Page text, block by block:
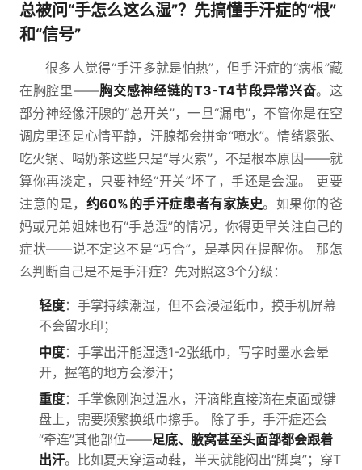
总被问“手怎么这么湿”？先搞懂手汗症的“根”
和“信号”
很多人觉得“手汗多就是怕热”，但手汗症的“病根”藏
在胸腔里——胸交感神经链的T3-T4节段异常兴奋。这
部分神经像汗腺的“总开关”，一旦“漏电”，不管你是在空
调房里还是心情平静，汗腺都会拼命“喷水”。情绪紧张、
吃火锅、喝奶茶这些只是“导火索”，不是根本原因——就
算你再淡定，只要神经“开关”坏了，手还是会湿。 更要
注意的是， 约60%的手汗症患者有家族史。如果你的爸
妈或兄弟姐妹也有“手总湿”的情况，你得更早关注自己的
症状——说不定这不是“巧合”，是基因在提醒你。 那怎
么判断自己是不是手汗症？先对照这3个分级：
轻度：手掌持续潮湿，但不会浸湿纸巾，摸手机屏幕
不会留水印；
中度：手掌出汗能湿透1-2张纸巾，写字时墨水会晕
开，握笔的地方会渗汗；
重度：手掌像刚泡过温水，汗滴能直接滴在桌面或键
盘上，需要频繁换纸巾擦手。 除了手，手汗症还会
“牵连”其他部位——足底、腋窝甚至头面部都会跟着
出汗。比如夏天穿运动鞋，半天就能闷出“脚臭”；穿T